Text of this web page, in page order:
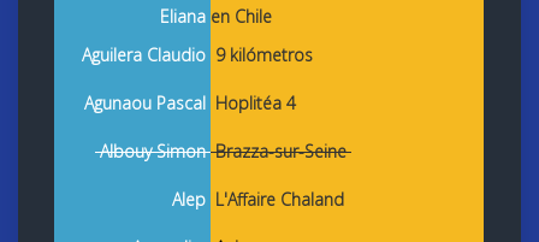
Eliana en Chile
Aguilera Claudio 9 kilómetros
Agunaou Pascal Hoplitéa 4
Albouy SimonBrazza-sur-Seine
Alep L'Affaire Chaland